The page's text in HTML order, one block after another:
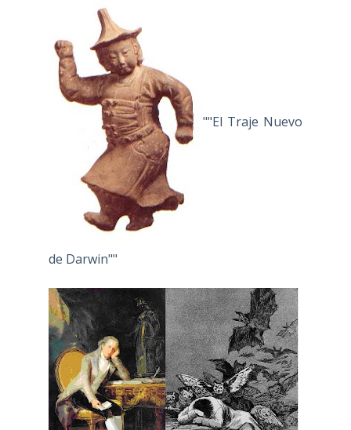
""El Traje Nuevo
de Darwin""